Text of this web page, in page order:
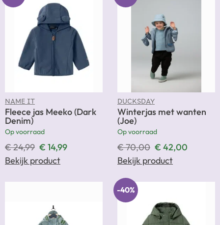
NAME IT
Fleece jas Meeko (Dark
Denim)
Op voorraad
€24,99 € 14,99
Bekijk product
DUCKSDAY
Winterjas met wanten
(Joe)
Op voorraad
€70,00 € 42,00
Bekijk product
-40%